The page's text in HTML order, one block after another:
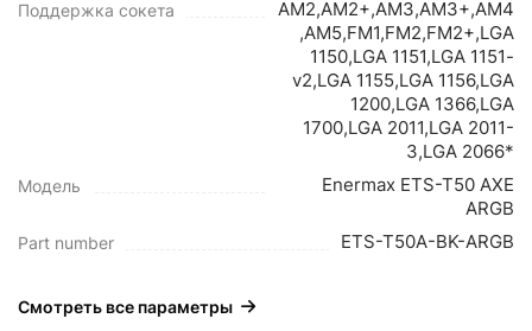
Поддержка сокета
AM2,AM2+,AM3,AM3+,AM4
,AM5,FM1,FM2,FM2+,LGA
1150,LGA 1151,LGA 1151-
v2,LGA 1155,LGA 1156,LGA
1200,LGA 1366,LGA
1700,LGA 2011,LGA 2011-
3,LGA 2066*
Модель
Enermax ETS-T50 AXE
ARGB
Part number ETS-T50A-BK-ARGB
Смотреть все параметры